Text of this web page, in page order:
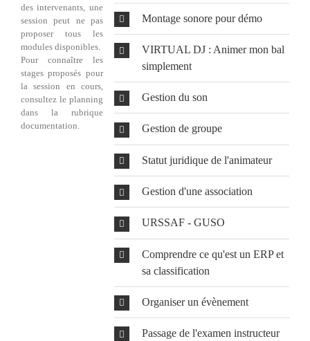
des intervenants, une
session peut ne pas
proposer tous les
modules disponibles.
Pour connaître les
stages proposés pour
la session en cours,
consultez le planning
dans la rubrique
documentation.
Montage sonore pour démo
VIRTUAL DJ : Animer mon bal
simplement
Gestion du son
Gestion de groupe
Statut juridique de l'animateur
Gestion d'une association
URSSAF - GUSO
Comprendre ce qu'est un ERP et
sa classification
Organiser un évènement
Passage de l'examen instructeur